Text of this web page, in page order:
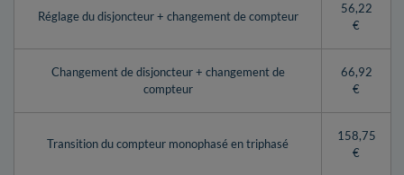
Réglage du disjoncteur + changement de compteur
56,22
€
Changement de disjoncteur + changement de
compteur
66,92
€
Transition du compteur monophasé en triphasé
158,75
€